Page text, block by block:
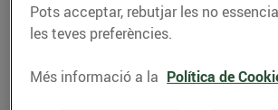
RECEPTES
Pots acceptar, rebutjar les no
les teves preferències.
Més informació a la Política de